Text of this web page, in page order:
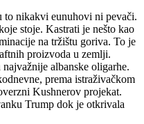
nikakvi eunuhovi ni pevači.
stoje. Kastrati je nešto kao
na tržištu goriva. To je
proizvoda u zemlji.
albanske oligarhe.
prema istraživačkom
Kushnerov projekat.
Trump dok je otkrivala